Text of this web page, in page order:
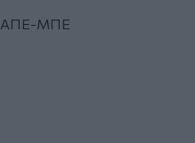
ΑΠΕ-ΜΠΕ